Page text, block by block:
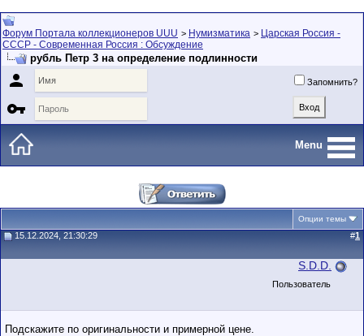
Форум Портала коллекционеров UUU > Нумизматика > Царская Россия -
СССР - Современная Россия : Обсуждение
рубль Петр 3 на определение подлинности
 Запомнить?

Menu
Опции темы
15.12.2024, 21:30:29 #1
S.D.D.
Пользователь
Подскажите по оригинальности и примерной цене.